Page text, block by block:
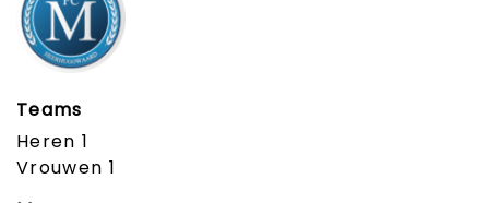
Teams
Heren 1
Vrouwen 1